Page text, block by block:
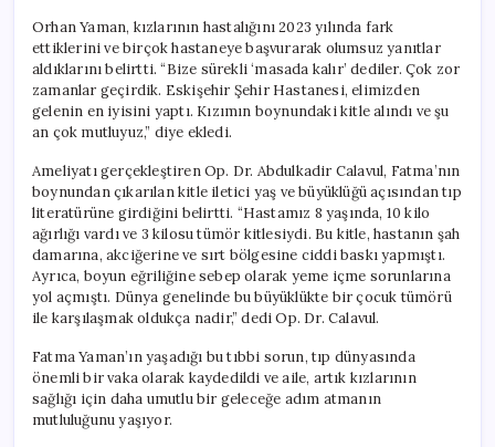
Orhan Yaman, kızlarının hastalığını 2023 yılında fark
ettiklerini ve birçok hastaneye başvurarak olumsuz yanıtlar
aldıklarını belirtti. “Bize sürekli ‘masada kalır’ dediler. Çok zor
zamanlar geçirdik. Eskişehir Şehir Hastanesi, elimizden
gelenin en iyisini yaptı. Kızımın boynundaki kitle alındı ve şu
an çok mutluyuz,” diye ekledi.
Ameliyatı gerçekleştiren Op. Dr. Abdulkadir Calavul, Fatma’nın
boynundan çıkarılan kitle iletici yaş ve büyüklüğü açısından tıp
literatürüne girdiğini belirtti. “Hastamız 8 yaşında, 10 kilo
ağırlığı vardı ve 3 kilosu tümör kitlesiydi. Bu kitle, hastanın şah
damarına, akciğerine ve sırt bölgesine ciddi baskı yapmıştı.
Ayrıca, boyun eğriliğine sebep olarak yeme içme sorunlarına
yol açmıştı. Dünya genelinde bu büyüklükte bir çocuk tümörü
ile karşılaşmak oldukça nadir,” dedi Op. Dr. Calavul.
Fatma Yaman’ın yaşadığı bu tıbbi sorun, tıp dünyasında
önemli bir vaka olarak kaydedildi ve aile, artık kızlarının
sağlığı için daha umutlu bir geleceğe adım atmanın
mutluluğunu yaşıyor.